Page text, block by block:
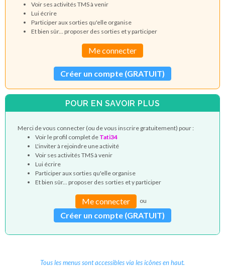
Voir ses activités TMS à venir
Lui écrire
Participer aux sorties qu'elle organise
Et bien sûr... proposer des sorties et y participer
Me connecter
Créer un compte (GRATUIT)
POUR EN SAVOIR PLUS
Merci de vous connecter (ou de vous inscrire gratuitement) pour :
Voir le profil complet de Tati34
L'inviter à rejoindre une activité
Voir ses activités TMS à venir
Lui écrire
Participer aux sorties qu'elle organise
Et bien sûr... proposer des sorties et y participer
Me connecter ou
Créer un compte (GRATUIT)
Tous les menus sont accessibles via les icônes en haut.